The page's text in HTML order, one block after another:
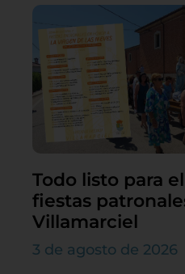
Todo listo para
fiestas
Villamarciel
3 de agosto de 2026